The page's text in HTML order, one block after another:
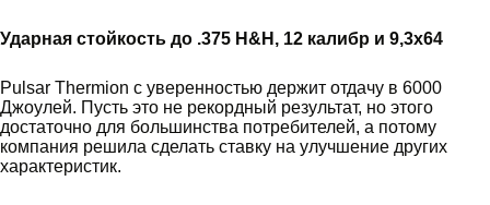
Ударная стойкость до .375 H&H, 12 калибр и 9,3x64
Pulsar Thermion с уверенностью держит отдачу в 6000
Джоулей. Пусть это не рекордный результат, но этого
достаточно для большинства потребителей, а потому
компания решила сделать ставку на улучшение других
характеристик.